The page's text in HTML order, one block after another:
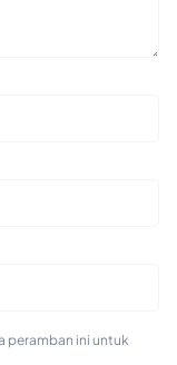
peramban ini untuk